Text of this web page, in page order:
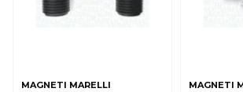
MAGNETI MARELLI MAGNETI